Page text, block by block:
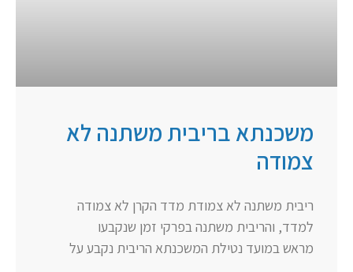
משכנתא בריבית משתנה לא
צמודה
ריבית משתנה לא צמודת מדד הקרן לא צמודה
למדד, והריבית משתנה בפרקי זמן שנקבעו
מראש במועד נטילת המשכנתא הריבית נקבע על